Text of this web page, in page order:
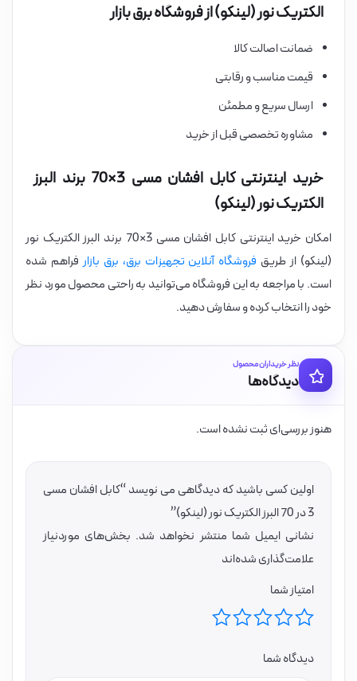
الکتریک نور (لینکو) از فروشگاه برق بازار
ضمانت اصالت کالا
قیمت مناسب و رقابتی
ارسال سریع و مطمئن
مشاوره تخصصی قبل از خرید
خرید اینترنتی کابل افشان مسی 3×70 برند البرز
الکتریک نور (لینکو)
امکان خرید اینترنتی کابل افشان مسی 3×70 برند البرز الکتریک نور
(لینکو) از طریق فروشگاه آنلاین تجهیزات برق، برق بازارفراهم شده
است. با مراجعه به این فروشگاه می‌توانید به راحتی محصول مورد نظر
خود را انتخاب کرده و سفارش دهید.
نظر خریداران محصول
دیدگاه‌ها
هنوز بررسی‌ای ثبت نشده است.
اولین کسی باشید که دیدگاهی می نویسد “کابل افشان مسی
3 در 70 البرز الکتریک نور (لینکو)”
نشانی ایمیل شما منتشر نخواهد شد. بخش‌های موردنیاز
علامت‌گذاری شده‌اند
امتیاز شما
دیدگاه شما